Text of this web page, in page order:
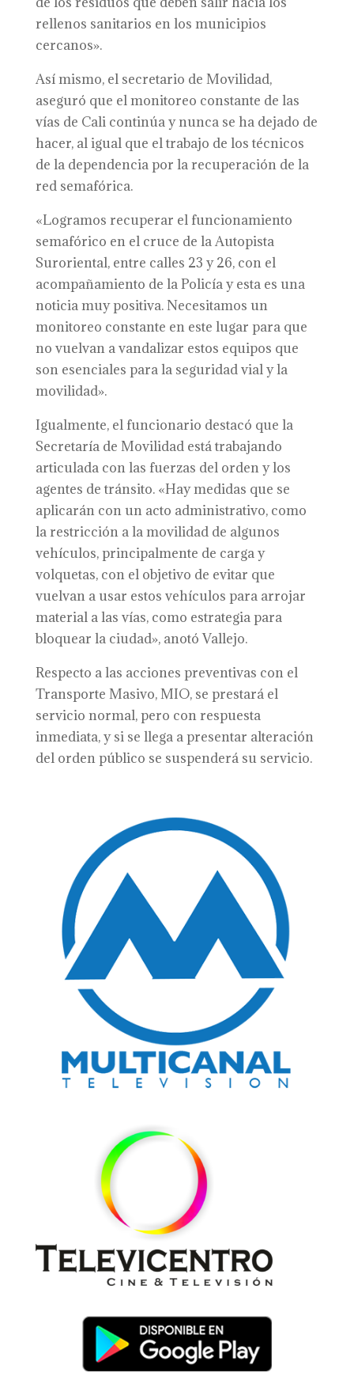
rellenos sanitarios en los municipios
cercanos».
Así mismo, el secretario de Movilidad,
aseguró que el monitoreo constante de las
vías de Cali continúa y nunca se ha dejado de
hacer, al igual que el trabajo de los técnicos
de la dependencia por la recuperación de la
red semafórica.
«Logramos recuperar el funcionamiento
semafórico en el cruce de la Autopista
Suroriental, entre calles 23 y 26, con el
acompañamiento de la Policía y esta es una
noticia muy positiva. Necesitamos un
monitoreo constante en este lugar para que
no vuelvan a vandalizar estos equipos que
son esenciales para la seguridad vial y la
movilidad».
Igualmente, el funcionario destacó que la
Secretaría de Movilidad está trabajando
articulada con las fuerzas del orden y los
agentes de tránsito. «Hay medidas que se
aplicarán con un acto administrativo, como
la restricción a la movilidad de algunos
vehículos, principalmente de carga y
volquetas, con el objetivo de evitar que
vuelvan a usar estos vehículos para arrojar
material a las vías, como estrategia para
bloquear la ciudad», anotó Vallejo.
Respecto a las acciones preventivas con el
Transporte Masivo, MIO, se prestará el
servicio normal, pero con respuesta
inmediata, y si se llega a presentar alteración
del orden público se suspenderá su servicio.